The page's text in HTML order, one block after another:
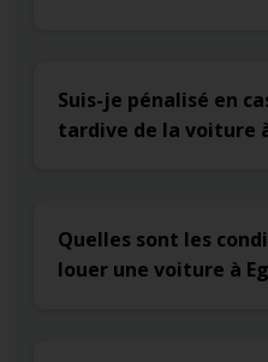
Suis-je pénalisé en
tardive de la voiture
Quelles sont les
louer une voiture à